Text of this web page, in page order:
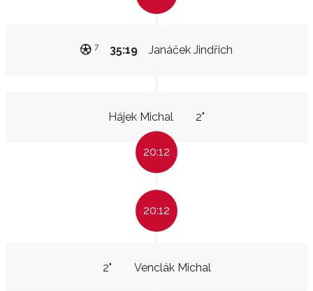
Janáček Jindřich
35:19
7
Hájek Michal 2"
20:12
20:12
Venclák Michal
2"